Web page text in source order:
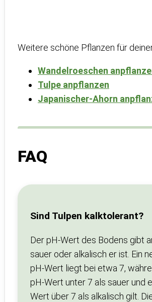
Weitere schöne Pflanzen für
Wandelroeschen
Tulpe anpflanzen
Japanischer-Ahorn
FAQ
Sind Tulpen kalktolerant?
Der pH-Wert des Bodens gibt
sauer oder alkalisch er ist. Ein
pH-Wert liegt bei etwa 7,
pH-Wert unter 7 als sauer und
Wert über 7 als alkalisch gilt.